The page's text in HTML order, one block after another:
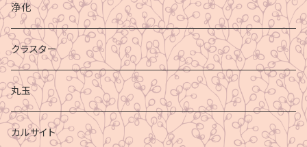
浄化
クラスター
丸玉
カルサイト